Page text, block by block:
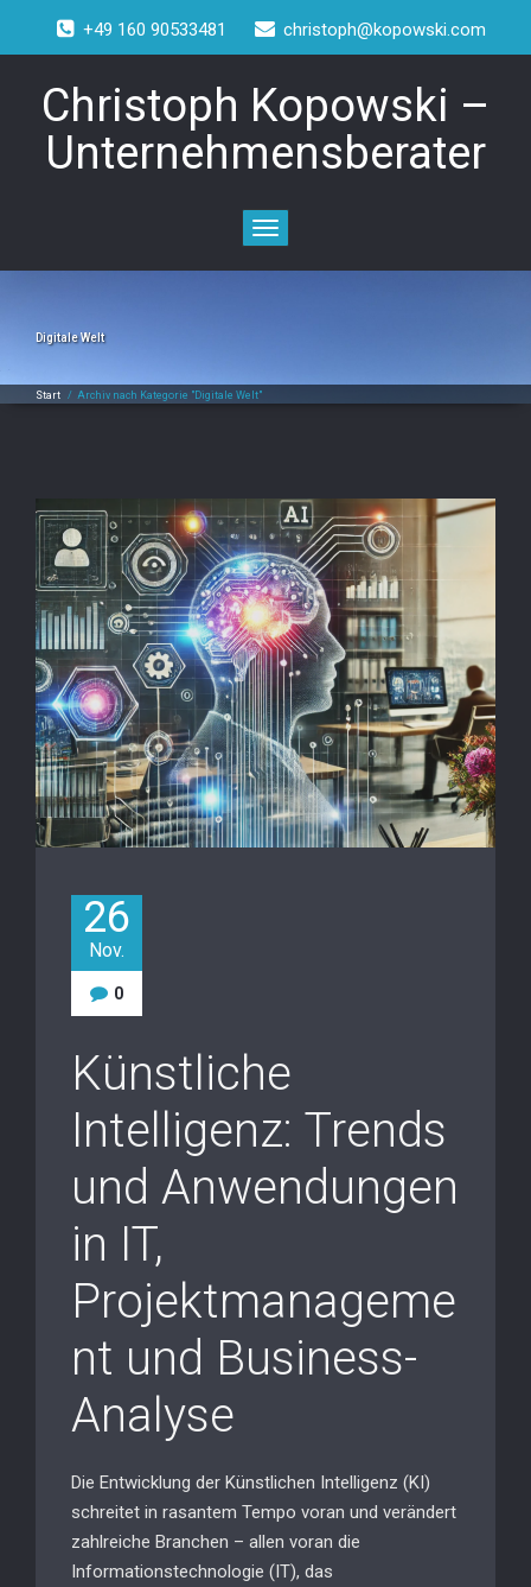
+49 160 90533481 christoph@kopowski.com
Christoph Kopowski –
Unternehmensberater
Toggle
navigation
Digitale Welt
Start / Archiv nach Kategorie "Digitale Welt"
26
Nov.
0
Künstliche
Intelligenz: Trends
und Anwendungen
in IT,
Projektmanageme
nt und Business-
Analyse
Die Entwicklung der Künstlichen Intelligenz (KI)
schreitet in rasantem Tempo voran und verändert
zahlreiche Branchen – allen voran die
Informationstechnologie (IT), das